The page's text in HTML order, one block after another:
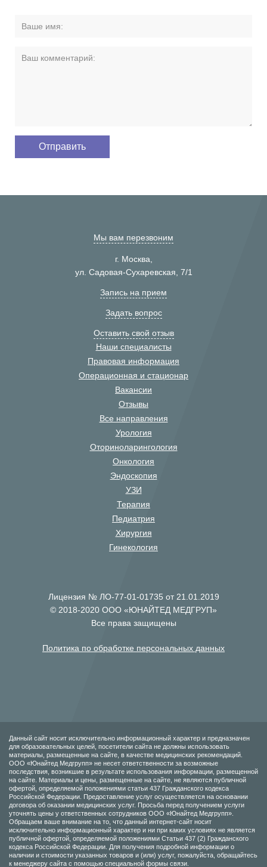
Мы вам перезвоним
г. Москва,
ул. Садовая-Сухаревская, 7/1
Запись на прием
Задать вопрос
Оставить свой отзыв
Наши специалисты
Правовая информация
Операционная и стационар
Вакансии
Отзывы
Все направления
Урология
Оториноларингология
Онкология
Эндоскопия
УЗИ
Терапия
Педиатрия
Хирургия
Гинекология
Лицензия № ЛО-77-01-01735 от 21.01.2019
© 2018-2020 ООО «ЮНАЙТЕД МЕДГРУП»
Все права защищены
Политика по обработке персональных данных
Данный сайт носит исключительно информационный характер и предназначен
для образовательных целей, посетители сайта не должны использовать
материалы, размещенные на сайте, в качестве медицинских рекомендаций.
ООО «Юнайтед Медгрупп» не несет ответственности за возможные
последствия, возникшие в результате использования информации, размещенной
на сайте. Материалы и цены, размещенные на сайте, не являются публичной
офертой, определяемой положениями статьи 437 Гражданского кодекса
Российской Федерации. Предоставление услуг осуществляется на основании
договора об оказании медицинских услуг. Просьба перед получением услуги
уточнять цены у ответственных сотрудников ООО «Юнайтед Медгрупп».
Обращаем ваше внимание на то, что данный интернет-сайт носит
исключительно информационный характер и ни при каких условиях не является
публичной офертой, определяемой положениями Статьи 437 (2) Гражданского
кодекса Российской Федерации. Для получения подробной информации о
наличии и стоимости указанных товаров и (или) услуг, пожалуйста, обращайтесь
к менеджеру сайта с помощью специальной формы связи.